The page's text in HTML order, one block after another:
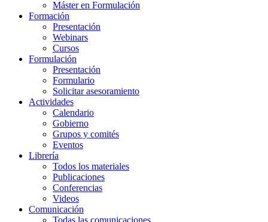
Máster en Formulación
Formación
Presentación
Webinars
Cursos
Formulación
Presentación
Formulario
Solicitar asesoramiento
Actividades
Calendario
Gobierno
Grupos y comités
Eventos
Librería
Todos los materiales
Publicaciones
Conferencias
Videos
Comunicación
Todas las comunicaciones